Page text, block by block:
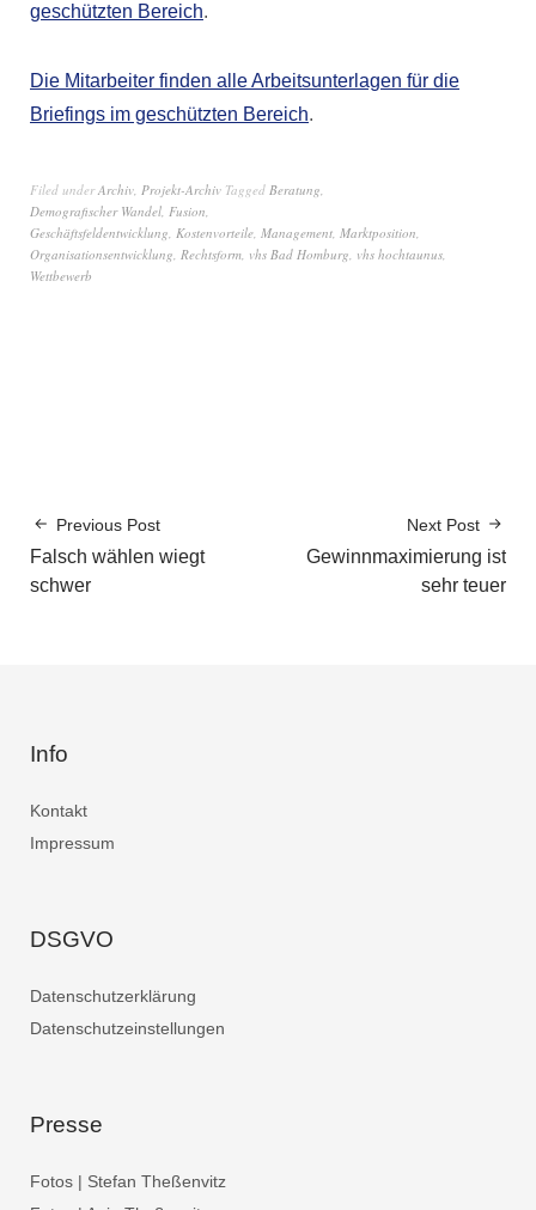
geschützten Bereich.
Die Mitarbeiter finden alle Arbeitsunterlagen für die
Briefings im geschützten Bereich.
Filed underArchiv, Projekt-Archiv Tagged Beratung,
Demografischer Wandel, Fusion,
Geschäftsfeldentwicklung, Kostenvorteile, Management, Marktposition,
Organisationsentwicklung, Rechtsform, vhs Bad Homburg, vhs hochtaunus,
Wettbewerb
Previous Post
Falsch wählen wiegt
schwer
Next Post
Gewinnmaximierung ist
sehr teuer
Info
Kontakt
Impressum
DSGVO
Datenschutzerklärung
Datenschutzeinstellungen
Presse
Fotos | Stefan Theßenvitz